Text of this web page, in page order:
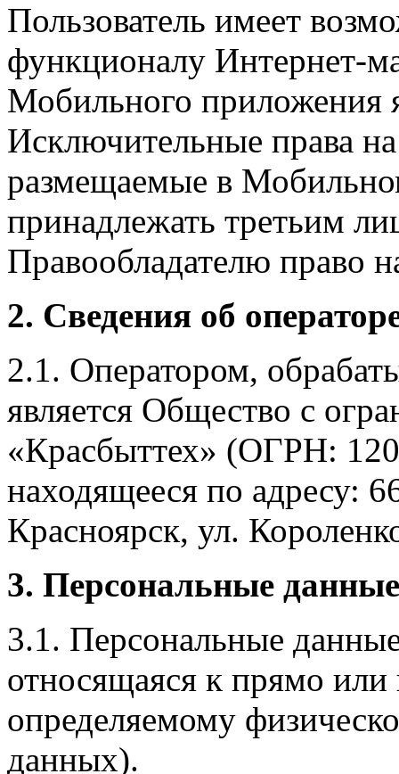
Пользователь имеет
функционалу Интернет-
Мобильного приложения
Исключительные права
размещаемые в
принадлежать третьим
Правообладателю право
2. Сведения об
2.1. Оператором,
является Общество с
«Красбыттех» (ОГРН:
находящееся по адресу:
Красноярск, ул.
3. Персональные
3.1. Персональные
относящаяся к прямо
определяемому
данных).